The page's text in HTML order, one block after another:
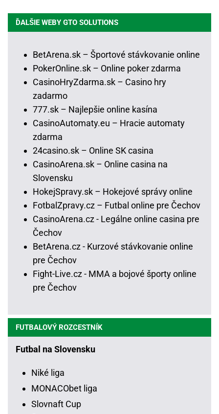
ĎALŠIE WEBY GTO SOLUTIONS
BetArena.sk – Športové stávkovanie online
PokerOnline.sk – Online poker zdarma
CasinoHryZdarma.sk – Casino hry
zadarmo
777.sk – Najlepšie online kasína
CasinoAutomaty.eu – Hracie automaty
zdarma
24casino.sk – Online SK casina
CasinoArena.sk – Online casina na
Slovensku
HokejSpravy.sk – Hokejové správy online
FotbalZpravy.cz – Futbal online pre Čechov
CasinoArena.cz - Legálne online casina pre
Čechov
BetArena.cz - Kurzové stávkovanie online
pre Čechov
Fight-Live.cz - MMA a bojové športy online
pre Čechov
FUTBALOVÝ ROZCESTNÍK
Futbal na Slovensku
Niké liga
MONACObet liga
Slovnaft Cup